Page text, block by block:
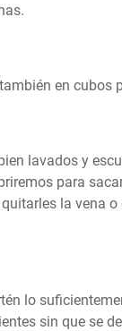
en cubos
lavados y
para
la vena
lo
sin que se